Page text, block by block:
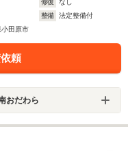
修復
なし
整備
法定整備付
田原市
頼
おだわら